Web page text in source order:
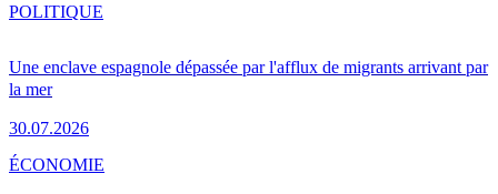
Une enclave espagnole dépassée par l'afflux de migrants arrivant par
la mer
30.07.2026
POLITIQUE
ÉCONOMIE